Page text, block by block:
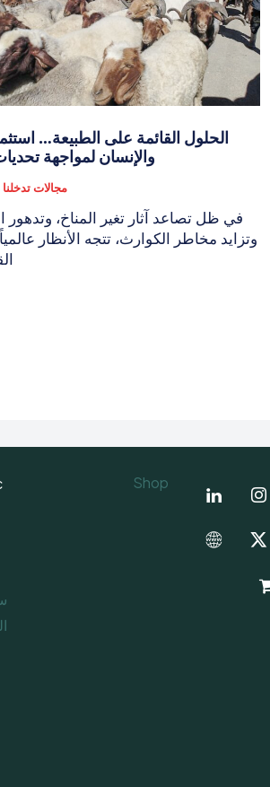
الحلول القائمة على الطبيعة…
والإنسان لمواجهة
مجالات تدخلنا
في ظل تصاعد آثار تغير المناخ، وتدهور
وتزايد مخاطر الكوارث، تتجه الأنظار
Shop